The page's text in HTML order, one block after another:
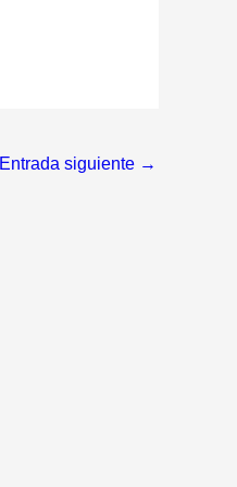
Entrada siguiente →